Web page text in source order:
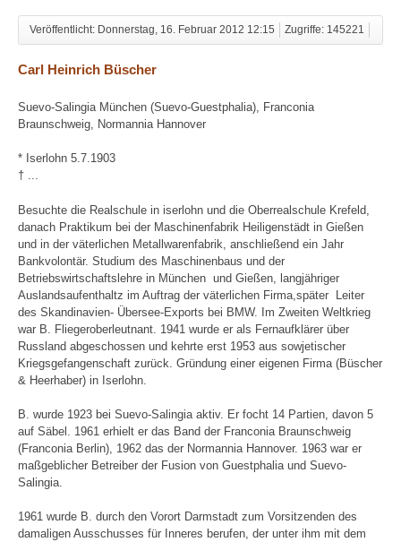
Veröffentlicht: Donnerstag, 16. Februar 2012 12:15 Zugriffe: 145221
Carl Heinrich Büscher
Suevo-Salingia München (Suevo-Guestphalia), Franconia
Braunschweig, Normannia Hannover
* Iserlohn 5.7.1903
† ...
Besuchte die Realschule in iserlohn und die Oberrealschule Krefeld,
danach Praktikum bei der Maschinenfabrik Heiligenstädt in Gießen
und in der väterlichen Metallwarenfabrik, anschließend ein Jahr
Bankvolontär. Studium des Maschinenbaus und der
Betriebswirtschaftslehre in München und Gießen, langjähriger
Auslandsaufenthaltz im Auftrag der väterlichen Firma,später Leiter
des Skandinavien- Übersee-Exports bei BMW. Im Zweiten Weltkrieg
war B. Fliegeroberleutnant. 1941 wurde er als Fernaufklärer über
Russland abgeschossen und kehrte erst 1953 aus sowjetischer
Kriegsgefangenschaft zurück. Gründung einer eigenen Firma (Büscher
& Heerhaber) in Iserlohn.
B. wurde 1923 bei Suevo-Salingia aktiv. Er focht 14 Partien, davon 5
auf Säbel. 1961 erhielt er das Band der Franconia Braunschweig
(Franconia Berlin), 1962 das der Normannia Hannover. 1963 war er
maßgeblicher Betreiber der Fusion von Guestphalia und Suevo-
Salingia.
1961 wurde B. durch den Vorort Darmstadt zum Vorsitzenden des
damaligen Ausschusses für Inneres berufen, der unter ihm mit dem